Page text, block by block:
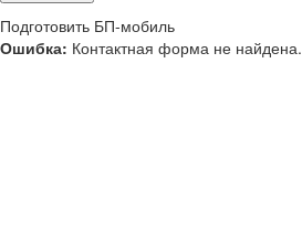
Подготовить БП-мобиль
Ошибка: Контактная форма не найдена.